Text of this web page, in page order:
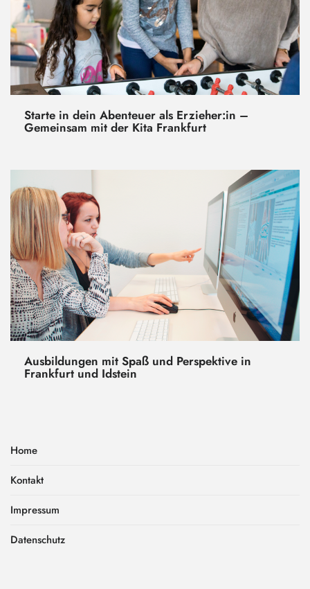
Starte in dein Abenteuer als Erzieher:in –
Gemeinsam mit der Kita Frankfurt
Ausbildungen mit Spaß und Perspektive in
Frankfurt und Idstein
Home
Kontakt
Impressum
Datenschutz